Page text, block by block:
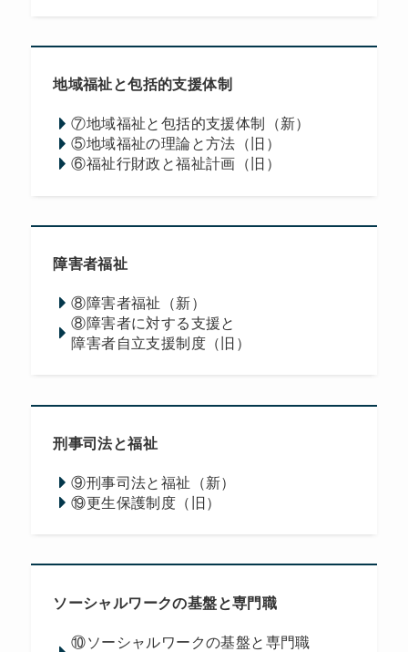
地域福祉と包括的支援体制
⑦地域福祉と包括的支援体制（新）
⑤地域福祉の理論と方法（旧）
⑥福祉行財政と福祉計画（旧）
障害者福祉
⑧障害者福祉（新）
⑧障害者に対する支援と
障害者自立支援制度（旧）
刑事司法と福祉
⑨刑事司法と福祉（新）
⑲更生保護制度（旧）
ソーシャルワークの基盤と専門職
⑩ソーシャルワークの基盤と専門職